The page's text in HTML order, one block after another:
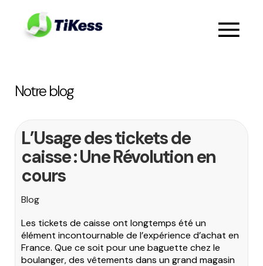
Notre blog
L’Usage des tickets de
caisse : Une Révolution en
cours
Blog
Les tickets de caisse ont longtemps été un
élément incontournable de l’expérience d’achat en
France. Que ce soit pour une baguette chez le
boulanger, des vêtements dans un grand magasin